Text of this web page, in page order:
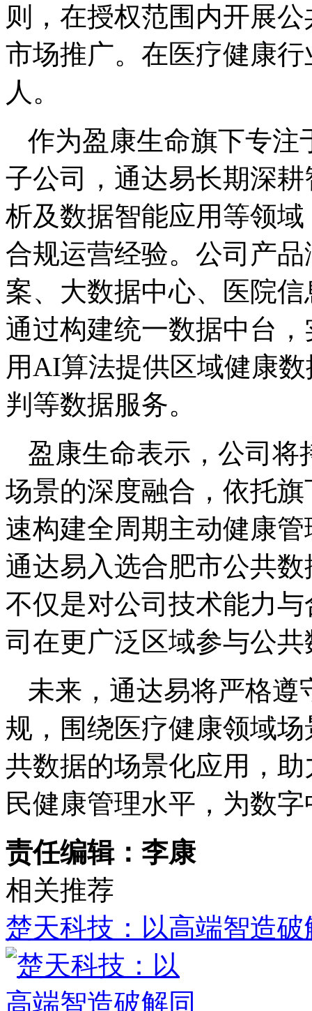
则，在授权范围内开展
市场推广。在医疗健康
人。
作为盈康生命旗下专注
子公司，通达易长期深
析及数据智能应用等领
合规运营经验。公司产
案、大数据中心、医院
通过构建统一数据中台
用AI算法提供区域健康
判等数据服务。
盈康生命表示，公司将
场景的深度融合，依托
速构建全周期主动健康
通达易入选合肥市公共
不仅是对公司技术能力
司在更广泛区域参与公
未来，通达易将严格
规，围绕医疗健康领域
共数据的场景化应用，
民健康管理水平，为数
责任编辑：李康
相关推荐
楚天科技：以高端智造